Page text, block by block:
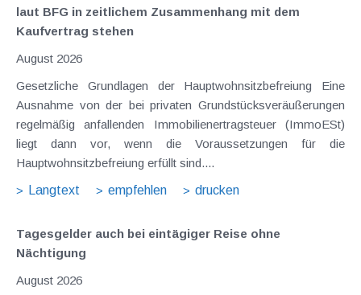
laut BFG in zeitlichem Zusammenhang mit dem
Kaufvertrag stehen
August 2026
Gesetzliche Grundlagen der Hauptwohnsitzbefreiung Eine
Ausnahme von der bei privaten Grundstücksveräußerungen
regelmäßig anfallenden Immobilienertragsteuer (ImmoESt)
liegt dann vor, wenn die Voraussetzungen für die
Hauptwohnsitzbefreiung erfüllt sind....
Langtext
empfehlen drucken
Tagesgelder auch bei eintägiger Reise ohne
Nächtigung
August 2026